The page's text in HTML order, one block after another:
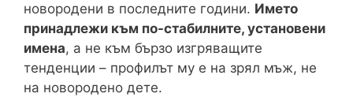
новородени в последните години. Името
принадлежи към по-стабилните, установени
имена, а не към бързо изгряващите
тенденции – профилът му е на зрял мъж, не
на новородено дете.